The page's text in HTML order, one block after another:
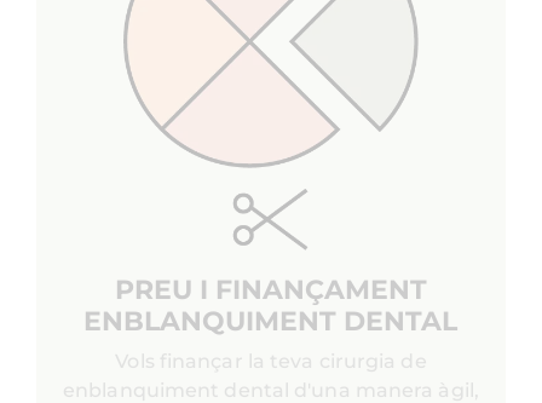
PREU I FINANÇAMENT
ENBLANQUIMENT DENTAL
Vols finançar la teva cirurgia de
enblanquiment dental d'una manera àgil,